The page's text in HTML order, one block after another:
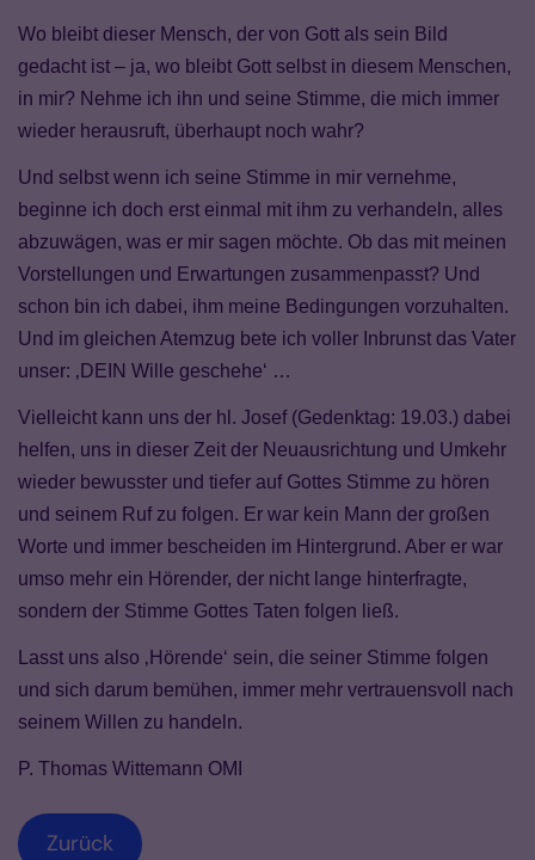
Wo bleibt dieser Mensch, der von Gott als sein Bild
gedacht ist – ja, wo bleibt Gott selbst in diesem Menschen,
in mir? Nehme ich ihn und seine Stimme, die mich immer
wieder herausruft, überhaupt noch wahr?
Und selbst wenn ich seine Stimme in mir vernehme,
beginne ich doch erst einmal mit ihm zu verhandeln, alles
abzuwägen, was er mir sagen möchte. Ob das mit meinen
Vorstellungen und Erwartungen zusammenpasst? Und
schon bin ich dabei, ihm meine Bedingungen vorzuhalten.
Und im gleichen Atemzug bete ich voller Inbrunst das Vater
unser: ‚DEIN Wille geschehe‘ …
Vielleicht kann uns der h l. Josef (Gedenktag: 19.03.) dabei
helfen, uns in dieser Zeit der Neuausrichtung und Umkehr
wieder bewusster und tiefer auf Gottes Stimme zu hören
und seinem Ruf zu folgen. Er war kein Mann der großen
Worte und immer bescheiden im Hintergrund. Aber er war
umso mehr ein Hörender, der nicht lange hinterfragte,
sondern der Stimme Gottes Taten folgen ließ.
Lasst uns also ‚Hörende‘ sein, die seiner Stimme folgen
und sich darum bemühen, immer mehr vertrauensvoll nach
seinem Willen zu handeln.
P. Thomas Wittemann OMI
Zurück